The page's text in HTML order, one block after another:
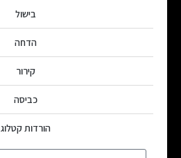
בישול
הדחה
קירור
כביסה
הורדות קטלוג